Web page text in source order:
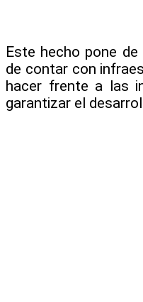
Este hecho pone
de contar con
hacer frente a las
garantizar el